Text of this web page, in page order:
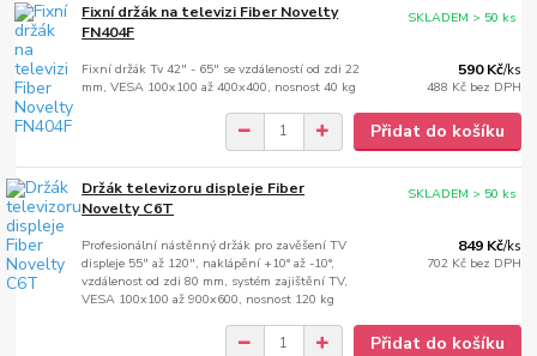
Fixní držák na televizi Fiber Novelty
FN404F
Fixní držák Tv 42" - 65" se vzdáleností od zdi 22
mm, VESA 100x100 až 400x400, nosnost 40 kg
590 Kč/ks
488 Kč bez DPH
SKLADEM > 50 ks
Přidat do košíku
Držák televizoru displeje Fiber
Novelty C6T
Profesionální nástěnný držák pro zavěšení TV
displeje 55" až 120", naklápění +10° až -10°,
vzdálenost od zdi 80 mm, systém zajištění TV,
VESA 100x100 až 900x600, nosnost 120 kg
849 Kč/ks
702 Kč bez DPH
SKLADEM > 50 ks
Přidat do košíku